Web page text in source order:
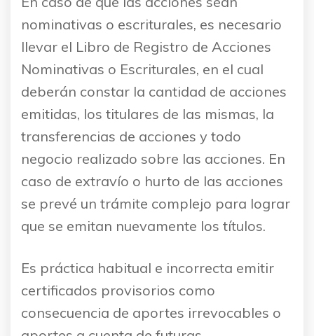
nominativas o escriturales, es necesario
llevar el Libro de Registro de Acciones
Nominativas o Escriturales, en el cual
deberán constar la cantidad de acciones
emitidas, los titulares de las mismas, la
transferencias de acciones y todo
negocio realizado sobre las acciones. En
caso de extravío o hurto de las acciones
se prevé un trámite complejo para lograr
que se emitan nuevamente los títulos.
Es práctica habitual e incorrecta emitir
certificados provisorios como
consecuencia de aportes irrevocables o